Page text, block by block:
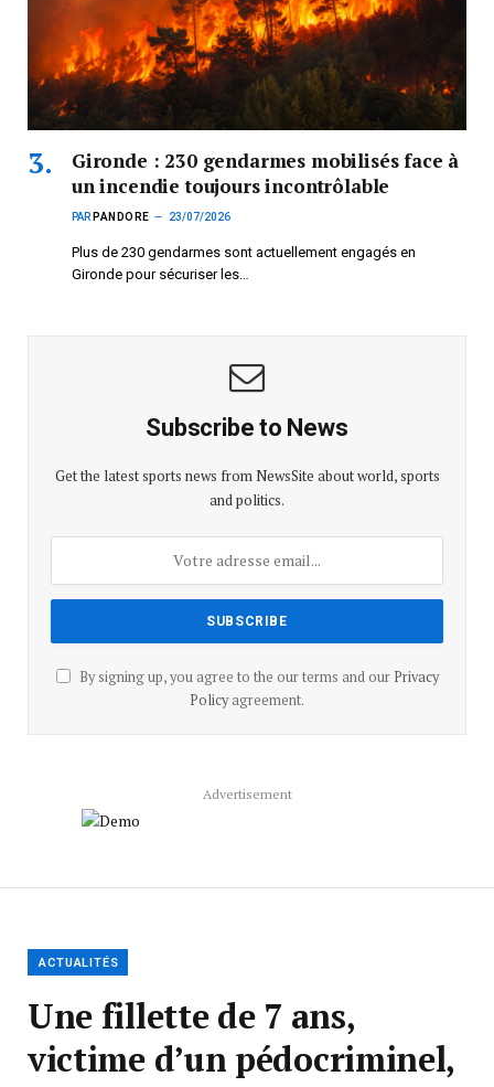
Gironde : 230 gendarmes mobilisés face à
un incendie toujours incontrôlable
PAR PANDORE 23/07/2026
Plus de 230 gendarmes sont actuellement engagés en
Gironde pour sécuriser les…
Subscribe to News
Get the latest sports news from NewsSite about world, sports
and politics.
By signing up, you agree to the our terms and our Privacy
Policyagreement.
Advertisement
ACTUALITÉS
Une fillette de 7 ans,
victime d’un pédocriminel,